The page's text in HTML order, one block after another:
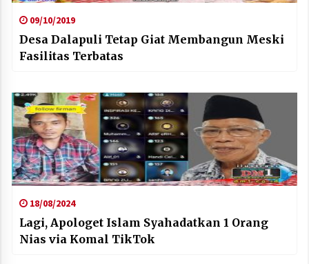
09/10/2019
Desa Dalapuli Tetap Giat Membangun Meski
Fasilitas Terbatas
18/08/2024
Lagi, Apologet Islam Syahadatkan 1 Orang
Nias via Komal TikTok